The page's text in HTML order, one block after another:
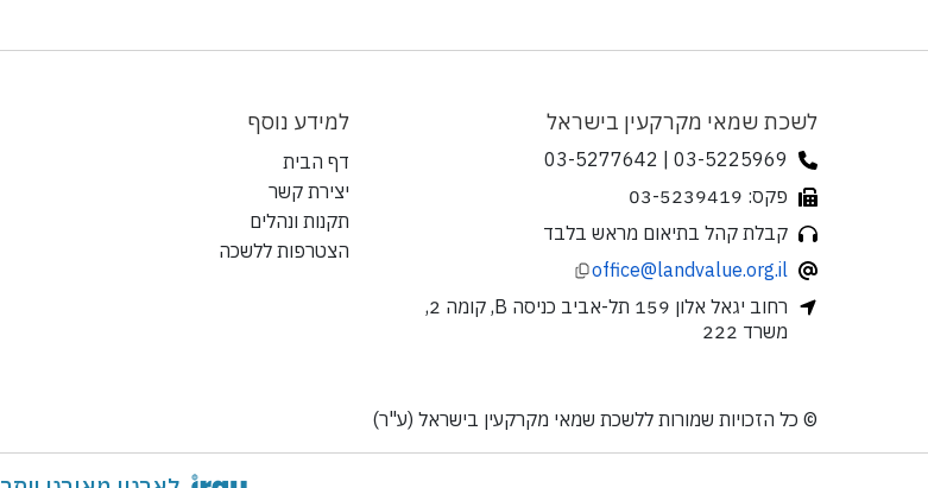
לשכת שמאי מקרקעין בישראל
03-5225969 | 03-5277642
פקס: 03-5239419
קבלת קהל בתיאום מראש בלבד
office@landvalue.org.il
רחוב יגאל אלון 159 תל-אביב כניסה B, קומה 2,
משרד 222
למידע נוסף
דף הבית
יצירת קשר
תקנות ונהלים
הצטרפות ללשכה
© כל הזכויות שמורות ללשכת שמאי מקרקעין בישראל (ע"ר)